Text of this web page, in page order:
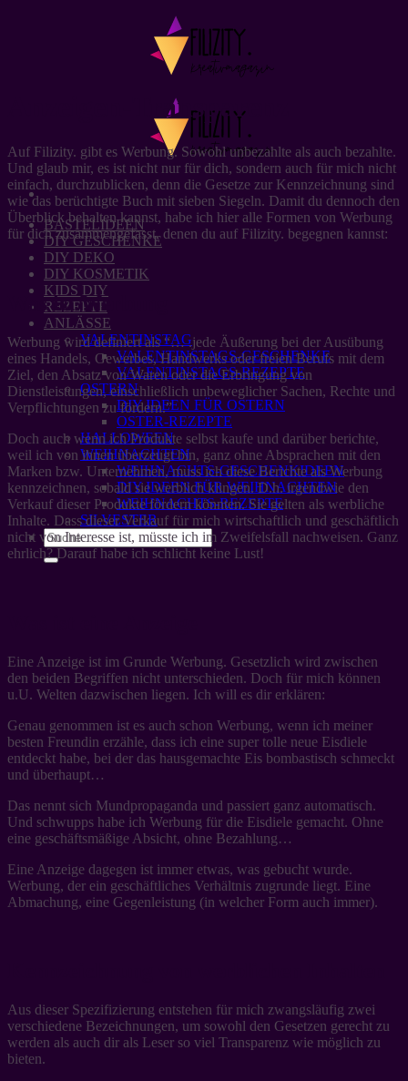
BASTELIDEEN
DIY GESCHENKE
DIY DEKO
DIY KOSMETIK
KIDS DIY
REZEPTE
ANLÄSSE
VALENTINSTAG
VALENTINSTAGS-GESCHENKE
VALENTINSTAGS-REZEPTE
OSTERN
DIY IDEEN FÜR OSTERN
OSTER-REZEPTE
HALLOWEEN
WEIHNACHTEN
WEIHNACHTS-GESCHENKIDEEN
DIY IDEEN FÜR WEIHNACHTEN
WEIHNACHTS-REZEPTE
SILVESTER
Anzeigen-Transparenz
Auf Filizity. gibt es Werbung. Sowohl unbezahlte als auch bezahlte.
Und glaub mir, es ist nicht nur für dich, sondern auch für mich nicht
einfach, durchzublicken, denn die Gesetze zur Kennzeichnung sind
wie das berüchtigte Buch mit sieben Siegeln. Damit du dennoch den
Überblick behalten kannst, habe ich hier alle Formen von Werbung
für dich zusammengefasst, denen du auf Filizity. begegnen kannst:
Was ist Werbung
Werbung wird definiert als “… .jede Äußerung bei der Ausübung
eines Handels, Gewerbes, Handwerks oder freien Berufs mit dem
Ziel, den Absatz von Waren oder die Erbringung von
Dienstleistungen, einschließlich unbeweglicher Sachen, Rechte und
Verpflichtungen zu fördern.”
Doch auch wenn ich Produkte selbst kaufe und darüber berichte,
weil ich von ihnen überzeugt bin, ganz ohne Absprachen mit den
Marken bzw. Unternehmen, muss ich diese Berichte als Werbung
kennzeichnen, sobald sie werblich klingen. D.h. irgendwie den
Verkauf dieser Produkte fördern könnten. Sie gelten als werbliche
Inhalte. Dass dieser Verkauf für mich wirtschaftlich und geschäftlich
nicht von Interesse ist, müsste ich im Zweifelsfall nachweisen. Ganz
ehrlich? Darauf habe ich schlicht keine Lust!
Eine Anzeige ist im Grunde Werbung. Gesetzlich wird zwischen
den beiden Begriffen nicht unterschieden. Doch für mich können
u.U. Welten dazwischen liegen. Ich will es dir erklären:
Genau genommen ist es auch schon Werbung, wenn ich meiner
besten Freundin erzähle, dass ich eine super tolle neue Eisdiele
entdeckt habe, bei der das hausgemachte Eis bombastisch schmeckt
und überhaupt…
Das nennt sich Mundpropaganda und passiert ganz automatisch.
Und schwupps habe ich Werbung für die Eisdiele gemacht. Ohne
eine geschäftsmäßige Absicht, ohne Bezahlung…
Eine Anzeige dagegen ist immer etwas, was gebucht wurde.
Werbung, der ein geschäftliches Verhältnis zugrunde liegt. Eine
Abmachung, eine Gegenleistung (in welcher Form auch immer).
Aus dieser Spezifizierung entstehen für mich zwangsläufig zwei
verschiedene Bezeichnungen, um sowohl den Gesetzen gerecht zu
werden als auch dir als Leser so viel Transparenz wie möglich zu
bieten.